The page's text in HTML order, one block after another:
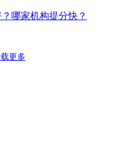
哪家机构提分快？
更多